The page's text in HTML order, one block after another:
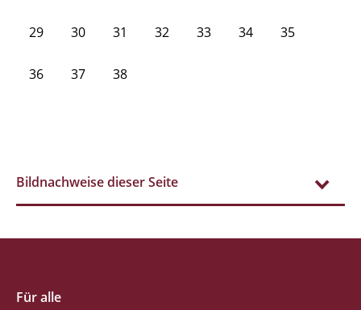
29 30 31 32 33 34 35
36 37 38
Bildnachweise dieser Seite
Für alle